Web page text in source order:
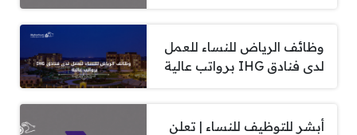
وظائف الرياض للنساء للعمل
لدى فنادق IHG برواتب عالية
أبشر للتوظيف للنساء | تعلن